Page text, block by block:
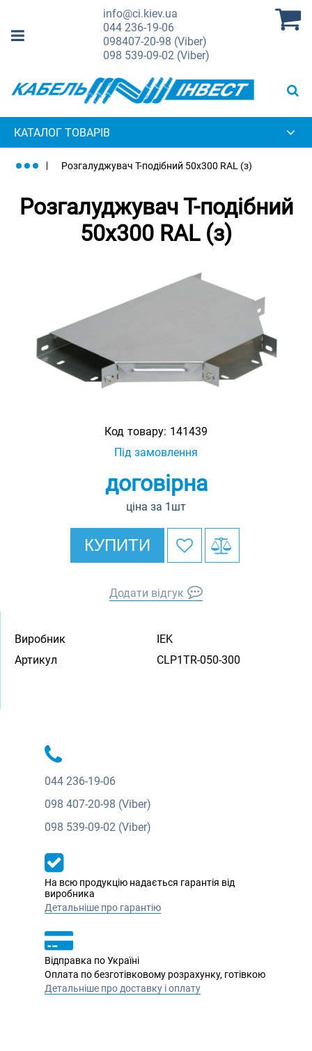
info@ci.kiev.ua
044236-19-06
098407-20-98 (Viber)
098 539-09-02 (Viber)
КАТАЛОГ ТОВАРІВ
Розгалуджувач Т-подібний 50х300 RAL (з)
Розгалуджувач Т-подібний
50х300 RAL (з)
Код товару: 141439
Під замовлення
договірна
ціна за 1шт
КУПИТИ
Додати відгук
Виробник
IEK
Артикул
CLP1TR-050-300
044 236-19-06
098 407-20-98 (Viber)
098 539-09-02 (Viber)
На всю продукцію надається гарантія від
виробника
Детальніше про гарантію
Відправка по Україні
Оплата по безготівковому розрахунку, готівкою
Детальніше про доставку і оплату